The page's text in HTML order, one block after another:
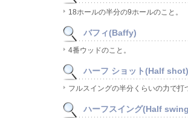
18ホールの半分の9ホールのこと。
バフィ(Baffy)
4番ウッドのこと。
ハーフ ショット(Half shot)
フルスイングの半分くらいの力で打
ハーフスイング(Half